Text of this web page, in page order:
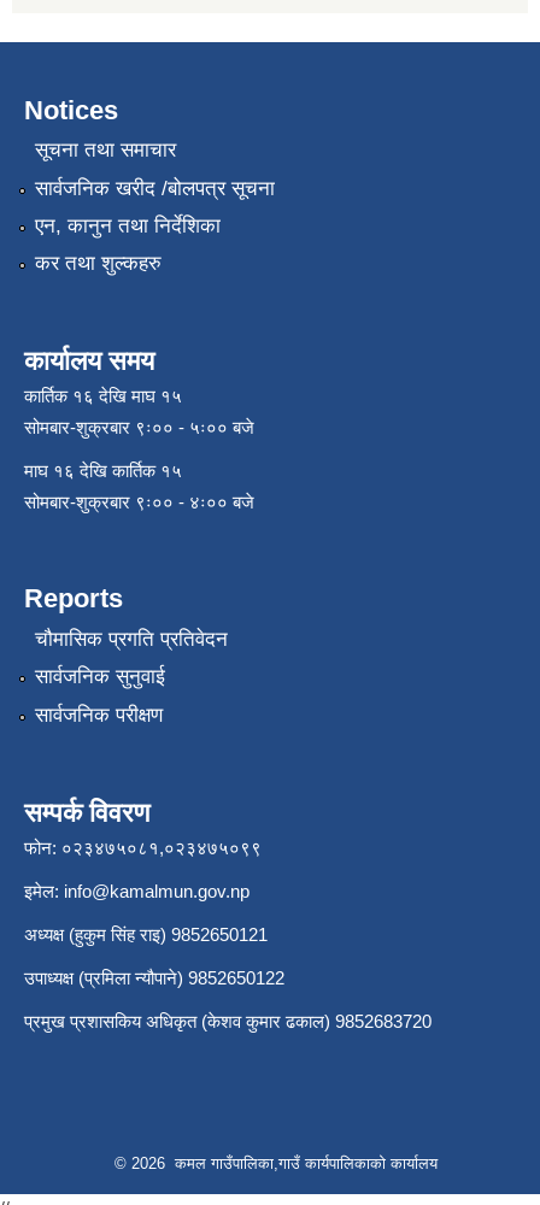
Notices
सूचना तथा समाचार
सार्वजनिक खरीद /बोलपत्र सूचना
एन, कानुन तथा निर्देशिका
कर तथा शुल्कहरु
कार्यालय समय
कार्तिक १६ देखि माघ १५
सोमबार-शुक्रबार ९ः०० - ५ः०० बजे
माघ १६ देखि कार्तिक १५
सोमबार-शुक्रबार ९ः०० - ४ः०० बजे
Reports
चौमासिक प्रगति प्रतिवेदन
सार्वजनिक सुनुवाई
सार्वजनिक परीक्षण
सम्पर्क विवरण
फोन: ०२३४७५०८१,०२३४७५०९९
इमेल: info@kamalmun.gov.np
अध्यक्ष (हुकुम सिंह राइ) 9852650121
उपाध्यक्ष (प्रमिला न्यौपाने) 9852650122
प्रमुख प्रशासकिय अधिकृत (केशव कुमार ढकाल) 9852683720
© 2026 कमल गाउँपालिका,गाउँ कार्यपालिकाको कार्यालय